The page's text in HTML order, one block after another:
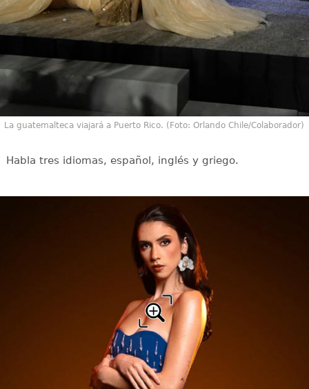
La guatemalteca viajará a Puerto Rico. (Foto: Orlando Chile/Colaborador)
Habla tres idiomas, español, inglés y griego.